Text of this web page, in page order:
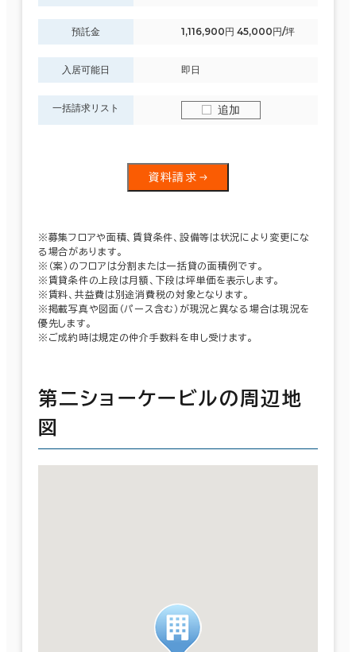
預託金 1,116,900円 45,000円/坪
入居可能日 即日
一括請求リスト 追加
資料請求
※募集フロアや面積、賃貸条件、設備等は状況により変更にな
る場合があります。
※（案）のフロアは分割または一括貸の面積例です。
※賃貸条件の上段は月額、下段は坪単価を表示します。
※賃料、共益費は別途消費税の対象となります。
※掲載写真や図面（パース含む）が現況と異なる場合は現況を
優先します。
※ご成約時は規定の仲介手数料を申し受けます。
第二ショーケービルの周辺地
図